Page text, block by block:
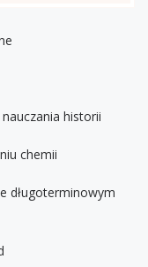
historii
chemii
długoterminowym